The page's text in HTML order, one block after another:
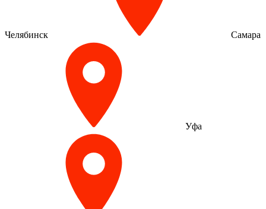
Челябинск Самара
Уфа